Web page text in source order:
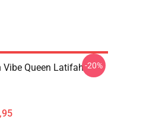
Queen Latifah-20%